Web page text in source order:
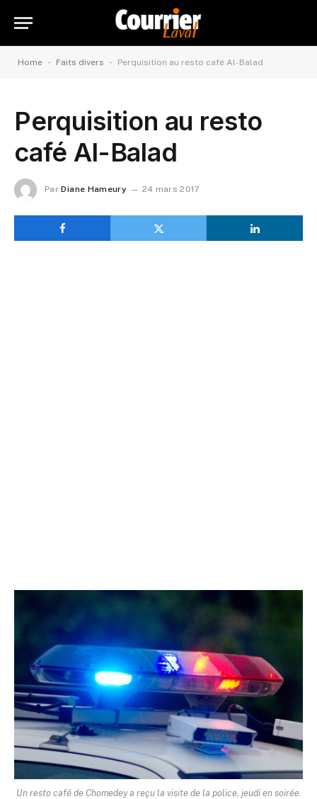
Home - Faits divers - Perquisition au resto café Al-Balad
Perquisition au resto
café Al-Balad
Par Diane Hameury 24 mars 2017
Un resto café de Chomedey a reçu la visite de la police, jeudi en soirée.